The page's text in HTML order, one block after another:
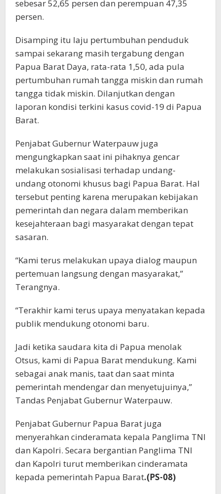
sebesar 52,65 persen dan perempuan 47,35
persen.
Disamping itu laju pertumbuhan penduduk
sampai sekarang masih tergabung dengan
Papua Barat Daya, rata-rata 1,50, ada pula
pertumbuhan rumah tangga miskin dan rumah
tangga tidak miskin. Dilanjutkan dengan
laporan kondisi terkini kasus covid-19 di Papua
Barat.
Penjabat Gubernur Waterpauw juga
mengungkapkan saat ini pihaknya gencar
melakukan sosialisasi terhadap undang-
undang otonomi khusus bagi Papua Barat. Hal
tersebut penting karena merupakan kebijakan
pemerintah dan negara dalam memberikan
kesejahteraan bagi masyarakat dengan tepat
sasaran.
“Kami terus melakukan upaya dialog maupun
pertemuan langsung dengan masyarakat,”
Terangnya.
“Terakhir kami terus upaya menyatakan kepada
publik mendukung otonomi baru.
Jadi ketika saudara kita di Papua menolak
Otsus, kami di Papua Barat mendukung. Kami
sebagai anak manis, taat dan saat minta
pemerintah mendengar dan menyetujuinya,”
Tandas Penjabat Gubernur Waterpauw.
Penjabat Gubernur Papua Barat juga
menyerahkan cinderamata kepala Panglima TNI
dan Kapolri. Secara bergantian Panglima TNI
dan Kapolri turut memberikan cinderamata
kepada pemerintah Papua Barat.(PS-08)